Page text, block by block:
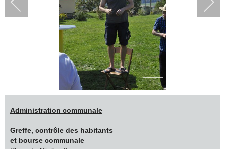
Administration communale
Greffe, contrôle des habitants
et bourse communale